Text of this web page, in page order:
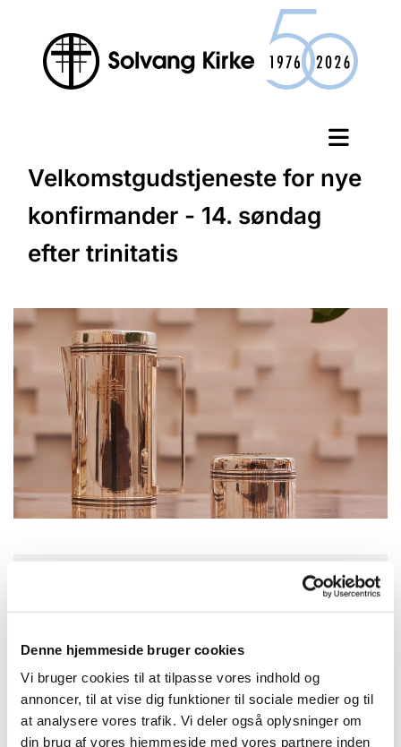
Denne hjemmeside bruger cookies
Vi bruger cookies til at tilpasse vores indhold og
annoncer, til at vise dig funktioner til sociale medier og til
at analysere vores trafik. Vi deler også oplysninger om
din brug af vores hjemmeside med vores partnere inden
Velkomstgudstjeneste for nye
konfirmander - 14. søndag
efter trinitatis
Solvang Kirke, Remisevej 10, 2300
København S